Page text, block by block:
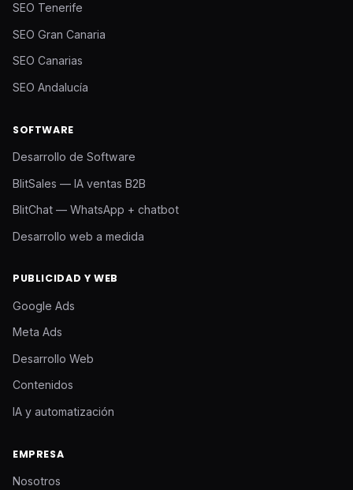
SEO Tenerife
SEO Gran Canaria
SEO Canarias
SEO Andalucía
SOFTWARE
Desarrollo de Software
BlitSales — IA ventas B2B
BlitChat — WhatsApp + chatbot
Desarrollo web a medida
PUBLICIDAD Y WEB
Google Ads
Meta Ads
Desarrollo Web
Contenidos
IA y automatización
EMPRESA
Nosotros